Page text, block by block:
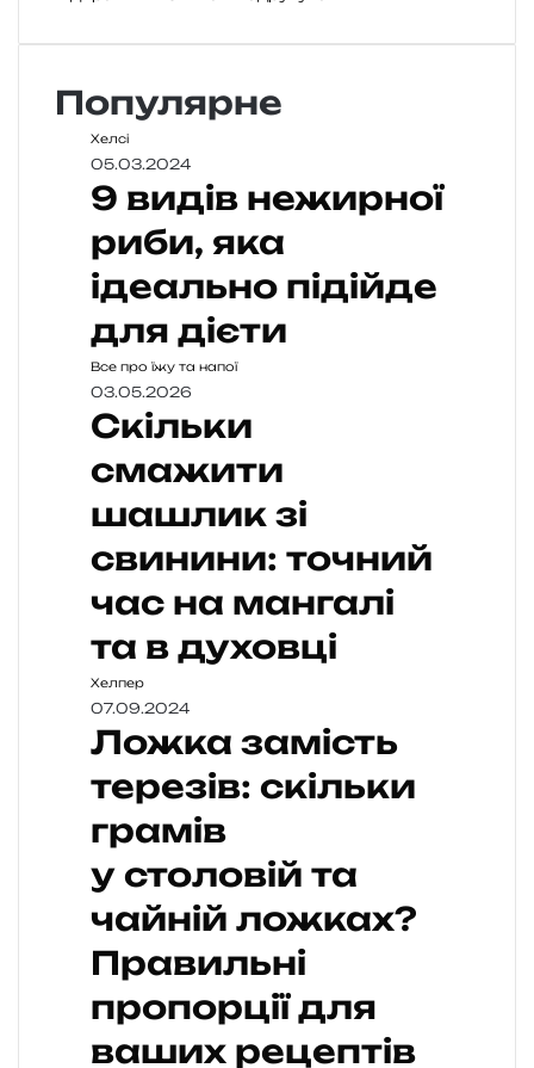
Популярне
Хелсі
05.03.2024
9 видів нежирної
риби, яка
ідеально підійде
для дієти
Все про їжу та напої
03.05.2026
Скільки
смажити
шашлик зі
свинини: точний
час на мангалі
та в духовці
Хелпер
07.09.2024
Ложка замість
терезів: скільки
грамів
у столовій та
чайній ложках?
Правильні
пропорції для
ваших рецептів